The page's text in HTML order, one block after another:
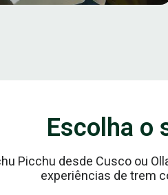
Escolha o
Picchu desde Cusco ou
experiências de trem